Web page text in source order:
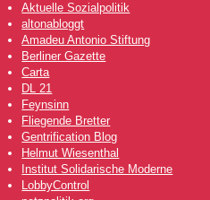
Aktuelle Sozialpolitik
altonabloggt
Amadeu Antonio Stiftung
Berliner Gazette
Carta
DL 21
Feynsinn
Fliegende Bretter
Gentrification Blog
Helmut Wiesenthal
Institut Solidarische Moderne
LobbyControl